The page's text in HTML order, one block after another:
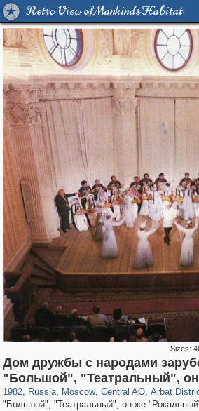
Retro View of Mankind's Habitat
Sizes:
Дом дружбы с народами
"Большой", "Театральный",
1982, Russia
1,407,338 29,248
, Moscow
319,882 8,286
, Central AO
160,021 5,916
, Arbat
13,485 356
"Большой", "Театральный", он же